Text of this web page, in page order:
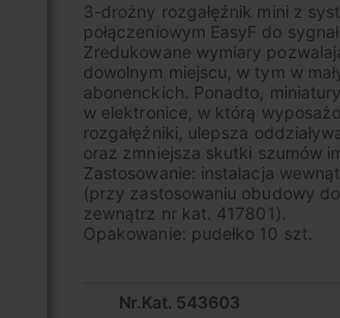
3-drożny rozgałęźnik mini z
połączeniowym EasyF do
Zredukowane wymiary
dowolnym miejscu, w tym w
abonenckich. Ponadto,
w elektronice, w którą
rozgałęźniki, ulepsza
oraz zmniejsza skutki szumów
Zastosowanie: instalacja
(przy zastosowaniu obudowy
zewnątrz nr kat. 417801).
Opakowanie: pudełko 10 szt.
Nr.Kat. 543603